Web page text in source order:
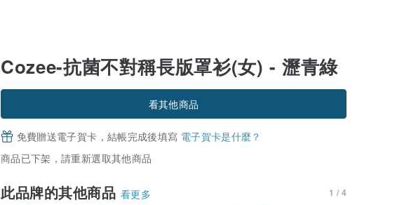
Cozee-抗菌不對稱長版罩衫(女) - 瀝青綠
看其他商品
免費贈送電子賀卡，結帳完成後填寫 電子賀卡是什麼？
商品已下架，請重新選取其他商品
此品牌的其他商品 看更多 1 / 4